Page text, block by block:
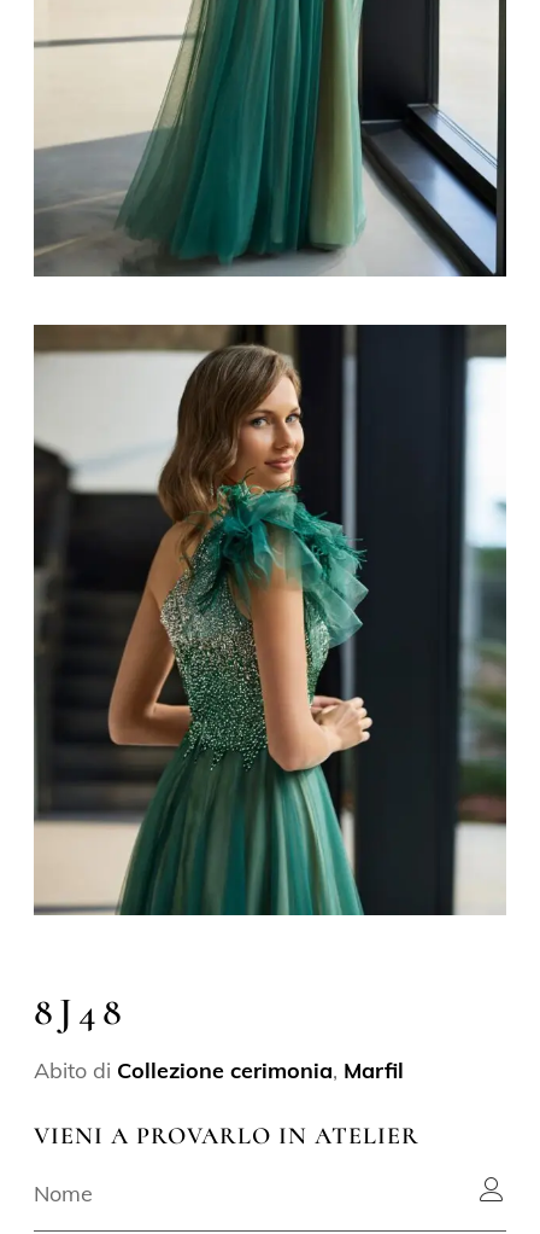
8J48
Abito di Collezione cerimonia, Marfil
VIENI A PROVARLO IN ATELIER